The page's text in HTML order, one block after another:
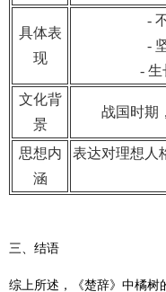
具体表
现
-
-
- 生
文化背
景
战国时期
思想内
涵
表达对理想人
三、结语
综上所述，《楚辞》中橘树